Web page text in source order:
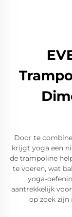
Door te
krijgt yoga een
de trampoline
te voeren, wat
yoga-
aantrekkelijk
op zoek zijn